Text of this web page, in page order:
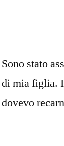
Sono stato
di mia figlia.
dovevo